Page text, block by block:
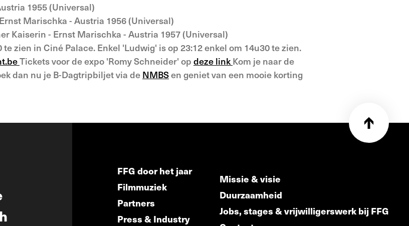
1955 (Universal)
Marischka - Austria 1956 (Universal)
Kaiserin - Ernst Marischka - Austria 1957 (Universal)
zien in Ciné Palace. Enkel 'Ludwig' is op 23:12 enkel om 14u30 te zien.
Tickets voor de expo 'Romy Schneider' op deze linkKom je naar de
dan nu je B-Dagtripbiljet via de NMBSen geniet van een mooie korting
FFG door het jaar
Filmmuziek
Partners
Press & Industry
Missie & visie
Duurzaamheid
Jobs, stages & vrijwilligerswerk bij FFG